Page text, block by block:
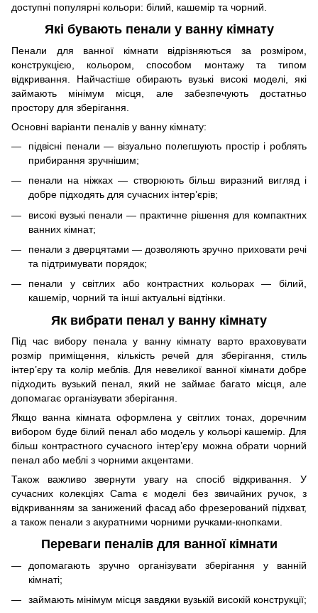
доступні популярні кольори: білий, кашемір та чорний.
Які бувають пенали у ванну кімнату
Пенали для ванної кімнати відрізняються за розміром,
конструкцією, кольором, способом монтажу та типом
відкривання. Найчастіше обирають вузькі високі моделі, які
займають мінімум місця, але забезпечують достатньо
простору для зберігання.
Основні варіанти пеналів у ванну кімнату:
підвісні пенали — візуально полегшують простір і роблять
прибирання зручнішим;
пенали на ніжках — створюють більш виразний вигляд і
добре підходять для сучасних інтер’єрів;
високі вузькі пенали — практичне рішення для компактних
ванних кімнат;
пенали з дверцятами — дозволяють зручно приховати речі
та підтримувати порядок;
пенали у світлих або контрастних кольорах — білий,
кашемір, чорний та інші актуальні відтінки.
Як вибрати пенал у ванну кімнату
Під час вибору пенала у ванну кімнату варто враховувати
розмір приміщення, кількість речей для зберігання, стиль
інтер’єру та колір меблів. Для невеликої ванної кімнати добре
підходить вузький пенал, який не займає багато місця, але
допомагає організувати зберігання.
Якщо ванна кімната оформлена у світлих тонах, доречним
вибором буде білий пенал або модель у кольорі кашемір. Для
більш контрастного сучасного інтер’єру можна обрати чорний
пенал або меблі з чорними акцентами.
Також важливо звернути увагу на спосіб відкривання. У
сучасних колекціях Cama є моделі без звичайних ручок, з
відкриванням за занижений фасад або фрезерований підхват,
а також пенали з акуратними чорними ручками-кнопками.
Переваги пеналів для ванної кімнати
допомагають зручно організувати зберігання у ванній
кімнаті;
займають мінімум місця завдяки вузькій високій конструкції;